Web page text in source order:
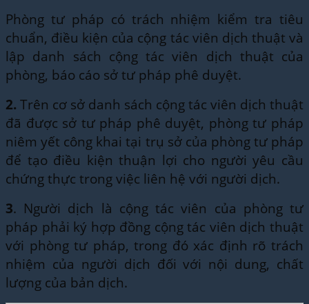
Phòng tư pháp có trách nhiệm kiểm tra tiêu
chuẩn, điều kiện của cộng tác viên dịch thuật và
lập danh sách cộng tác viên dịch thuật của
phòng, báo cáo sở tư pháp phê duyệt.
2. Trên cơ sở danh sách cộng tác viên dịch thuật
đã được sở tư pháp phê duyệt, phòng tư pháp
niêm yết công khai tại trụ sở của phòng tư pháp
để tạo điều kiện thuận lợi cho người yêu cầu
chứng thực trong việc liên hệ với người dịch.
3. Người dịch là cộng tác viên của phòng tư
pháp phải ký hợp đồng cộng tác viên dịch thuật
với phòng tư pháp, trong đó xác định rõ trách
nhiệm của người dịch đối với nội dung, chất
lượng của bản dịch.